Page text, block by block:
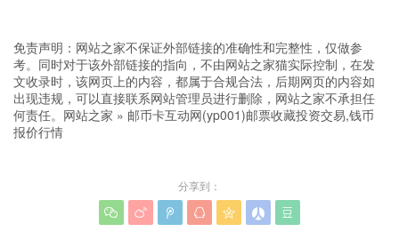
免责声明：网站之家不保证外部链接的准确性和完整性，仅做参
考。同时对于该外部链接的指向，不由网站之家猫实际控制，在发
文收录时，该网页上的内容，都属于合规合法，后期网页的内容如
出现违规，可以直接联系网站管理员进行删除，网站之家不承担任
何责任。 网站之家 » 邮币卡互动网(yp001)邮票收藏投资交易,钱币
报价行情
分享到：
      